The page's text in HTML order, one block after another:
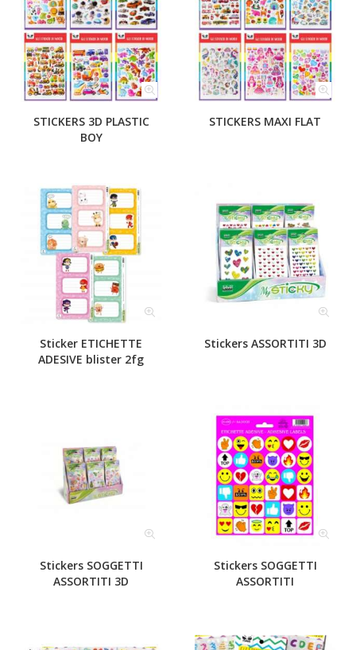
STICKERS 3D PLASTIC
BOY
STICKERS MAXI FLAT
Sticker ETICHETTE
ADESIVE blister 2fg
Stickers ASSORTITI 3D
Stickers SOGGETTI
ASSORTITI 3D
Stickers SOGGETTI
ASSORTITI